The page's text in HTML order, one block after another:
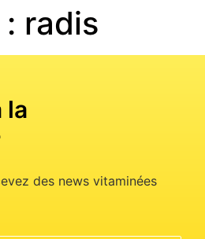
radis
la
des news vitaminées